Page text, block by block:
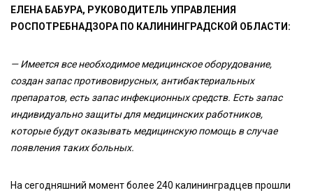
ЕЛЕНА БАБУРА, РУКОВОДИТЕЛЬ УПРАВЛЕНИЯ
РОСПОТРЕБНАДЗОРА ПО КАЛИНИНГРАДСКОЙ ОБЛАСТИ:
— Имеется все необходимое медицинское оборудование,
создан запас противовирусных, антибактериальных
препаратов, есть запас инфекционных средств. Есть запас
индивидуально защиты для медицинских работников,
которые будут оказывать медицинскую помощь в случае
появления таких больных.
На сегодняшний момент более 240 калининградцев прошли